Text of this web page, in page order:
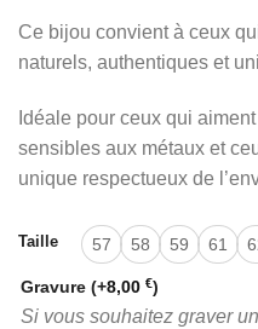
Ce bijou convient à ceux
naturels, authentiques et
Idéale pour ceux qui
sensibles aux métaux et
unique respectueux de
Taille 57 58 59 61
Gravure (+8,00 €)
Si vous souhaitez graver